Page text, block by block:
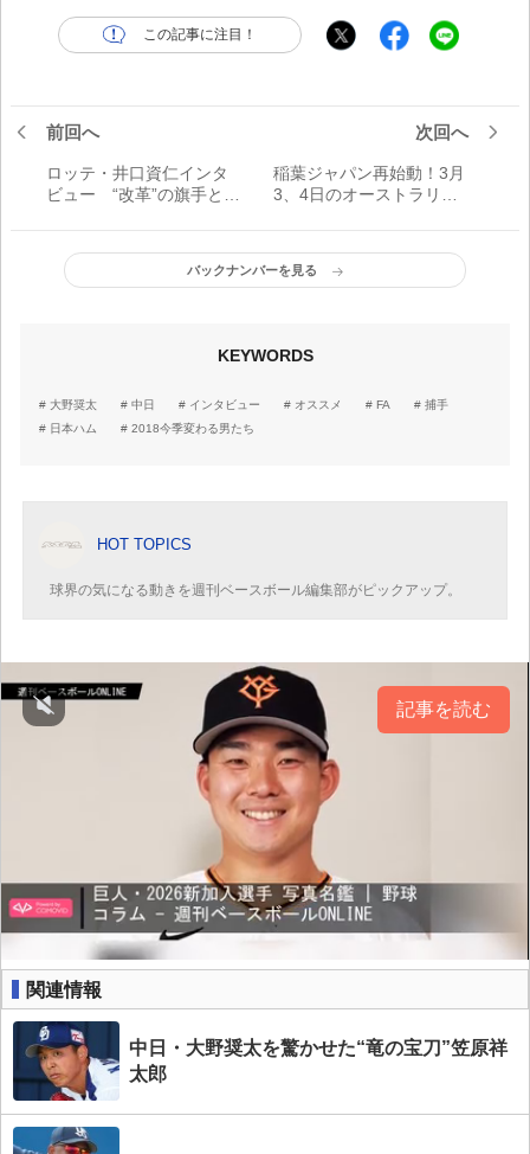
この記事に注目！
前回へ
ロッテ・井口資仁インタ
ビュー “改革”の旗手とし
手たちも少しずつ変わっ
てきているのが感じられ
る」
次回へ
稲葉ジャパン再始動！3月
3、4日のオーストラリア
ップオブトップでの第一
歩とはならず……
バックナンバーを見る
KEYWORDS
大野奨太 中日 インタビュー オススメ FA
捕手
日本ハム
2018今季変わる男たち
HOT TOPICS
球界の気になる動きを週刊ベースボール編集部がピックアップ。
記事を読む
関連情報
中日・大野奨太を驚かせた“竜の宝刀”笠原祥
太郎